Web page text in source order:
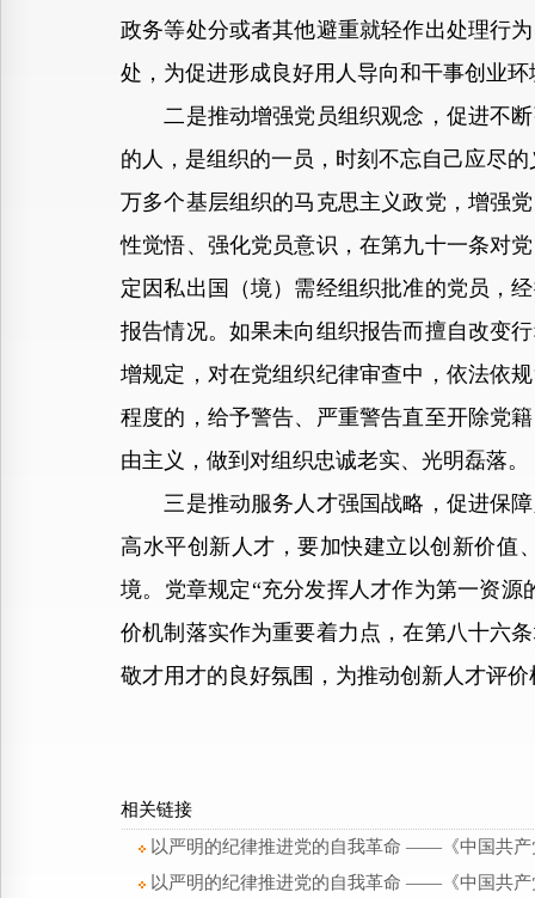
政务等处分或者其他避重就轻作出处理行
处，为促进形成良好用人导向和干事创业
二是推动增强党员组织观念，促进不断
的人，是组织的一员，时刻不忘自己应尽
万多个基层组织的马克思主义政党，增强
性觉悟、强化党员意识，在第九十一条对
定因私出国（境）需经组织批准的党员，
报告情况。如果未向组织报告而擅自改变
增规定，对在党组织纪律审查中，依法依
程度的，给予警告、严重警告直至开除党
由主义，做到对组织忠诚老实、光明磊落。
三是推动服务人才强国战略，促进保障
高水平创新人才，要加快建立以创新价值
境。党章规定“充分发挥人才作为第一资
价机制落实作为重要着力点，在第八十六
敬才用才的良好氛围，为推动创新人才评
相关链接
以严明的纪律推进党的自我革命 ——《中国共
以严明的纪律推进党的自我革命 ——《中国共